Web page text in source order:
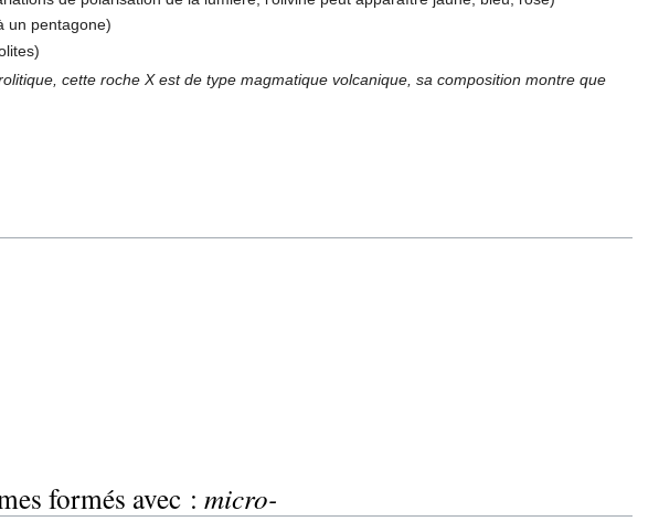
un pentagone)
cette roche X est de type magmatique volcanique, sa composition montre que
formés avec : micro-